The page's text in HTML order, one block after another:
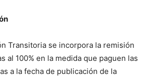
Transitoria se incorpora la remisión
al 100% en la medida que paguen las
a la fecha de publicación de la